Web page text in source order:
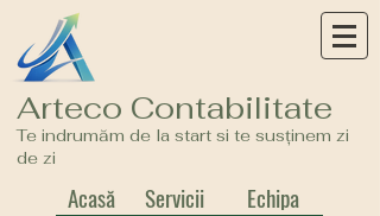
Arteco Contabilitate
Te indrumăm de la start si te susținem zi
de zi
Acasă Servicii
Echipa